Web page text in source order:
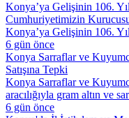
Konya’ya Gelişinin 106.
Cumhuriyetimizin
Konya’ya Gelişinin 106.
6 gün önce
Konya Sarraflar ve
Satışına Tepki
Konya Sarraflar ve
aracılığıyla gram altın ve
6 gün önce